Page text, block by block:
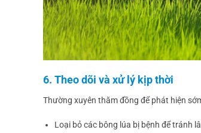
6. Theo dõi và xử lý kịp thời
Thường xuyên thăm đồng để phát hiện
Loại bỏ các bông lúa bị bệnh để tránh